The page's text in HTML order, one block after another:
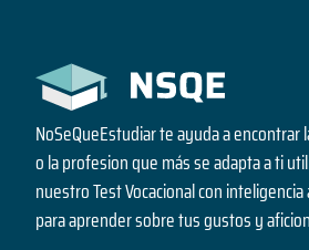
NoSeQueEstudiar te ayuda a encontrar
o la profesion que más se adapta a ti
nuestro Test Vocacional con
para aprender sobre tus gustos y